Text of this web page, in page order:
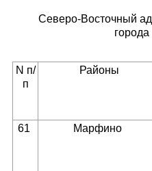
Северо-Восточный
N п/
п
Районы
61 Марфино